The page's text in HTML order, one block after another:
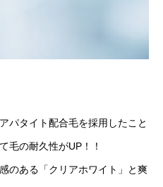
パタイト配合毛を採用したこと
毛の耐久性がUP！！
のある「クリアホワイト」と爽